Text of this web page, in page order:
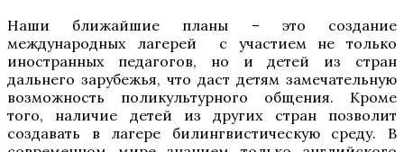
Наши ближайшие планы – это создание
международных лагерей с участием не только
иностранных педагогов, но и детей из стран
дальнего зарубежья, что даст детям замечательную
возможность поликультурного общения. Кроме
того, наличие детей из других стран позволит
создавать в лагере билингвистическую среду. В